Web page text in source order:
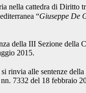
nella cattedra di Diritto
“Giuseppe De
della III Sezione della
2015.
rinvia alle sentenze
7332 del 18 febbraio